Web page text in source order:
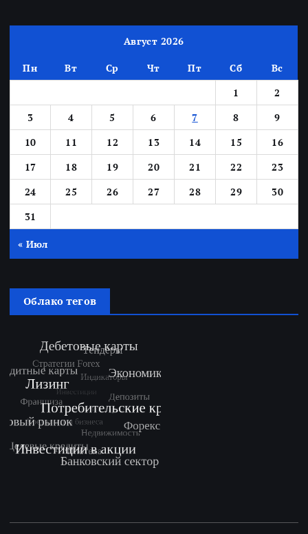
Август 2026
Пн Вт Ср Чт Пт Сб
Вс
1
2
3
4 5 6 7 8
9
10
11 12 13 14 15
16
17
18 19 20 21 22
23
24
25 26 27 28 29
30
31
« Июл
Облако тегов